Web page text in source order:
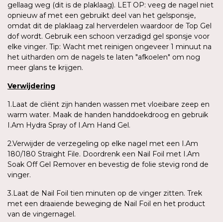
gellaag weg (dit is de plaklaag). LET OP: veeg de nagel niet
opnieuw af met een gebruikt deel van het gelsponsje,
omdat dit de plaklaag zal herverdelen waardoor de Top Gel
dof wordt. Gebruik een schoon verzadigd gel sponsje voor
elke vinger. Tip: Wacht met reinigen ongeveer 1 minuut na
het uitharden om de nagels te laten "afkoelen" om nog
meer glans te krijgen.
Verwijdering
1.Laat de cliënt zijn handen wassen met vloeibare zeep en
warm water. Maak de handen handdoekdroog en gebruik
I.Am Hydra Spray of I.Am Hand Gel.
2.Verwijder de verzegeling op elke nagel met een I.Am
180/180 Straight File. Doordrenk een Nail Foil met I.Am
Soak Off Gel Remover en bevestig de folie stevig rond de
vinger.
3.Laat de Nail Foil tien minuten op de vinger zitten. Trek
met een draaiende beweging de Nail Foil en het product
van de vingernagel.